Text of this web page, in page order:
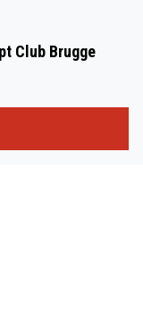
Club Brugge